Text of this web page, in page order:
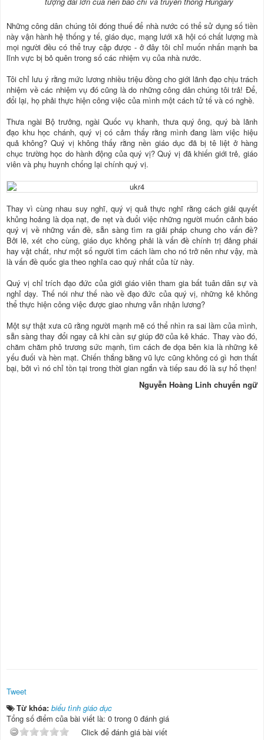
Những công dân chúng tôi đóng thuế để nhà nước có thể sử dụng số tiền
này vận hành hệ thống y tế, giáo dục, mạng lưới xã hội có chất lượng mà
mọi người đều có thể truy cập được - ở đây tôi chỉ muốn nhấn mạnh ba
lĩnh vực bị bỏ quên trong số các nhiệm vụ của nhà nước.
Tôi chỉ lưu ý rằng mức lương nhiều triệu đồng cho giới lãnh đạo chịu trách
nhiệm về các nhiệm vụ đó cũng là do những công dân chúng tôi trả! Để,
đổi lại, họ phải thực hiện công việc của mình một cách tử tế và có nghề.
Thưa ngài Bộ trưởng, ngài Quốc vụ khanh, thưa quý ông, quý bà lãnh
đạo khu học chánh, quý vị có cảm thấy rằng mình đang làm việc hiệu
quả không? Quý vị không thấy rằng nền giáo dục đã bị tê liệt ở hàng
chục trường học do hành động của quý vị? Quý vị đã khiến giới trẻ, giáo
viên và phụ huynh chống lại chính quý vị.
Thay vì cùng nhau suy nghĩ, quý vị quả thực nghĩ rằng cách giải quyết
khủng hoảng là dọa nạt, đe nẹt và đuổi việc những người muốn cảnh báo
quý vị về những vấn đề, sẵn sàng tìm ra giải pháp chung cho vấn đề?
Bởi lẽ, xét cho cùng, giáo dục không phải là vấn đề chính trị đảng phái
hay vật chất, như một số người tìm cách làm cho nó trở nên như vậy, mà
là vấn đề quốc gia theo nghĩa cao quý nhất của từ này.
Quý vị chỉ trích đạo đức của giới giáo viên tham gia bất tuân dân sự và
nghỉ dạy. Thế nói như thế nào về đạo đức của quý vị, những kẻ không
thể thực hiện công việc được giao nhưng vẫn nhận lương?
Một sự thật xưa cũ rằng người mạnh mẽ có thể nhìn ra sai lầm của mình,
sẵn sàng thay đổi ngay cả khi cần sự giúp đỡ của kẻ khác. Thay vào đó,
chăm chăm phô trương sức mạnh, tìm cách đe dọa bên kia là những kẻ
yếu đuối và hèn mạt. Chiến thắng bằng vũ lực cũng không có gì hơn thất
bại, bởi vì nó chỉ tồn tại trong thời gian ngắn và tiếp sau đó là sự hổ thẹn!
Nguyễn Hoàng Linh chuyển ngữ
Tweet
Từ khóa: biểu tình giáo dục
Tổng số điểm của bài viết là: 0 trong 0 đánh giá
Click để đánh giá bài viết